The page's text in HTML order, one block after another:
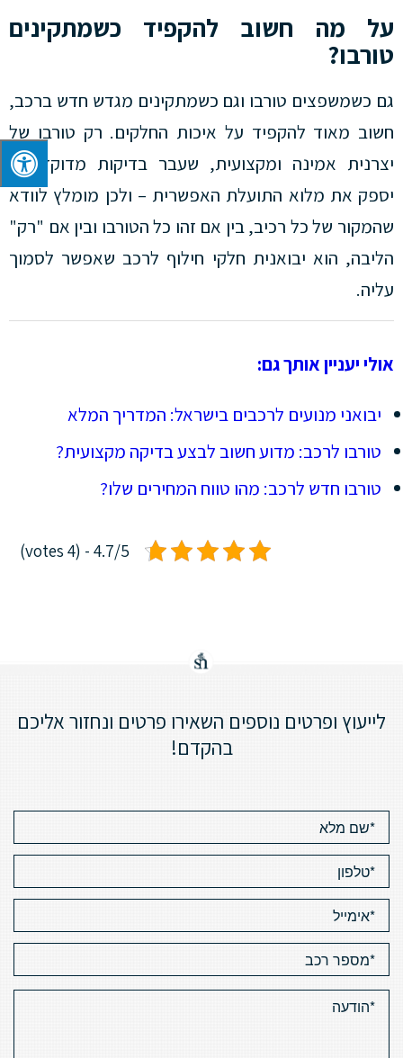
על מה חשוב להקפיד כשמתקינים
טורבו?
גם כשמשפצים טורבו וגם כשמתקינים מגדש חדש ברכב,
חשוב מאוד להקפיד על איכות החלקים. רק טורבו של
יצרנית אמינה ומקצועית, שעבר בדיקות מדוקדקות,
יספק את מלוא התועלת האפשרית – ולכן מומלץ לוודא
שהמקור של כל רכיב, בין אם זהו כל הטורבו ובין אם "רק"
הליבה, הוא יבואנית חלקי חילוף לרכב שאפשר לסמוך
עליה.
אולי יעניין אותך גם:
יבואני מנועים לרכבים בישראל: המדריך המלא
טורבו לרכב: מדוע חשוב לבצע בדיקה מקצועית?
טורבו חדש לרכב: מהו טווח המחירים שלו?
4.7/5 - (4 votes)
לייעוץ ופרטים נוספים השאירו פרטים ונחזור אליכם
בהקדם!